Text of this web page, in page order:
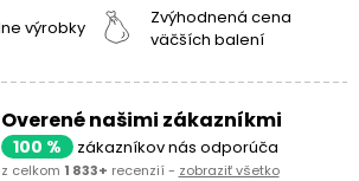
výrobky
Zvýhodnená cena
väčších balení
Overené našimi zákazníkmi
100 % zákazníkov nás odporúča
z celkom 1 833+ recenzií - zobraziť všetko